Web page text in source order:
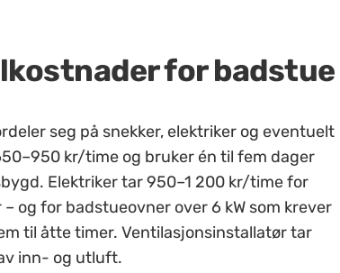
for badstue
seg på snekker, elektriker og eventuelt
kr/time og bruker én til fem dager
Elektriker tar 950–1 200 kr/time for
og for badstueovner over 6 kW som krever
til åtte timer. Ventilasjonsinstallatør tar
inn- og utluft.